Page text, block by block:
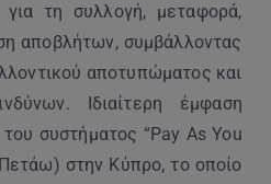
για τη συλλογή, μεταφορά,
αποβλήτων, συμβάλλοντας
αποτυπώματος και
Ιδιαίτερη έμφαση
συστήματος “Pay As You
στην Κύπρο, το οποίο